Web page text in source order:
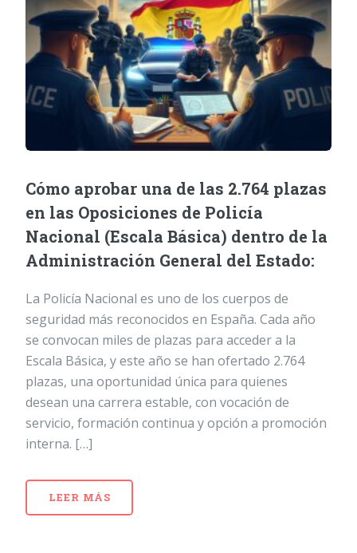
Cómo aprobar una de las 2.764 plazas
en las Oposiciones de Policía
Nacional (Escala Básica) dentro de la
Administración General del Estado:
La Policía Nacional es uno de los cuerpos de
seguridad más reconocidos en España. Cada año
se convocan miles de plazas para acceder a la
Escala Básica, y este año se han ofertado 2.764
plazas, una oportunidad única para quienes
desean una carrera estable, con vocación de
servicio, formación continua y opción a promoción
interna. […]
LEER MÁS